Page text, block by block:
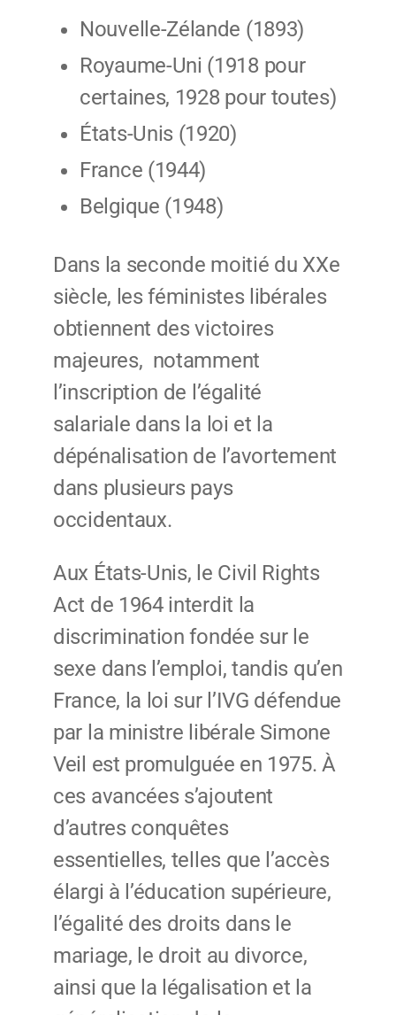
Nouvelle-Zélande (1893)
Royaume-Uni (1918 pour
certaines, 1928 pour toutes)
États-Unis (1920)
France (1944)
Belgique (1948)
Dans la seconde moitié du XXe
siècle, les féministes libérales
obtiennent des victoires
majeures, notamment
l’inscription de l’égalité
salariale dans la loi et la
dépénalisation de l’avortement
dans plusieurs pays
occidentaux.
Aux États-Unis, le Civil Rights
Act de 1964 interdit la
discrimination fondée sur le
sexe dans l’emploi, tandis qu’en
France, la loi sur l’IVG défendue
par la ministre libérale Simone
Veil est promulguée en 1975. À
ces avancées s’ajoutent
d’autres conquêtes
essentielles, telles que l’accès
élargi à l’éducation supérieure,
l’égalité des droits dans le
mariage, le droit au divorce,
ainsi que la légalisation et la